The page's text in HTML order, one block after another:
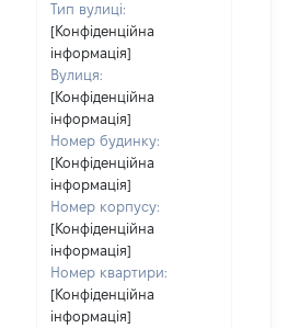
Тип вулиці:
[Конфіденційна
інформація]
Вулиця:
[Конфіденційна
інформація]
Номер будинку:
[Конфіденційна
інформація]
Номер корпусу:
[Конфіденційна
інформація]
Номер квартири:
[Конфіденційна
інформація]